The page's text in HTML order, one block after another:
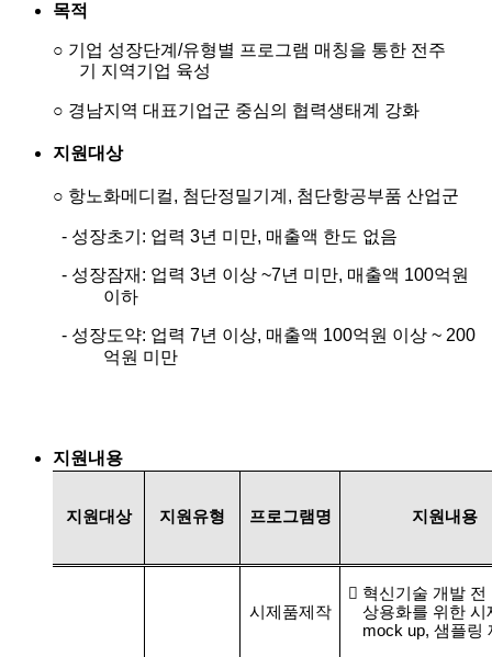
목적
○ 기업 성장단계 /유형별 프로그램 매칭을 통한 전주
기
지역기업 육성
○ 경남지역 대표기업군 중심의 협력생태계 강화
지원대상
○ 항노화메디컬, 첨단정밀기계 , 첨단항공부품 산업군
- 성장초기 : 업력 3년 미만, 매출액 한도 없음
- 성장잠재 : 업력 3년 이상 ~7년 미만, 매출액 100억원
이하
- 성장도약: 업력 7년 이상, 매출액 100억원 이상 ~ 200
억원 미만
지원내용
지원대상 지원유형 프로그램명 지원내용
시제품제작
 혁신기술 개발 전
상용화를 위한 시
mock up, 샘플링